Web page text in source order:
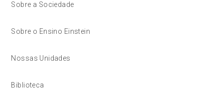
Sobre a Sociedade
Sobre o Ensino Einstein
Nossas Unidades
Biblioteca